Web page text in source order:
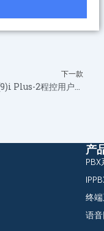
下一款
WS824(9)i Plus-2程控用户交换机
产
终
语